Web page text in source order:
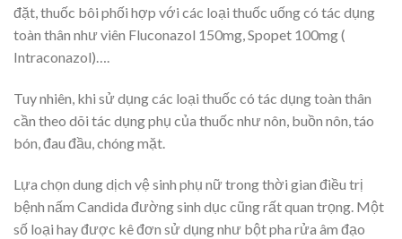
đặt, thuốc bôi phối hợp với các loại thuốc uống có tác dụng
toàn thân như viên Fluconazol 150mg, Spopet 100mg (
Intraconazol)….
Tuy nhiên, khi sử dụng các loại thuốc có tác dụng toàn thân
cần theo dõi tác dụng phụ của thuốc như nôn, buồn nôn, táo
bón, đau đầu, chóng mặt.
Lựa chọn dung dịch vệ sinh phụ nữ trong thời gian điều trị
bệnh nấm Candida đường sinh dục cũng rất quan trọng. Một
số loại hay được kê đơn sử dụng như bột pha rửa âm đạo